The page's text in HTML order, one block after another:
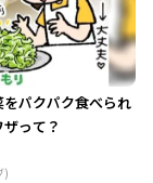
をパクパク食べられ
って？
)